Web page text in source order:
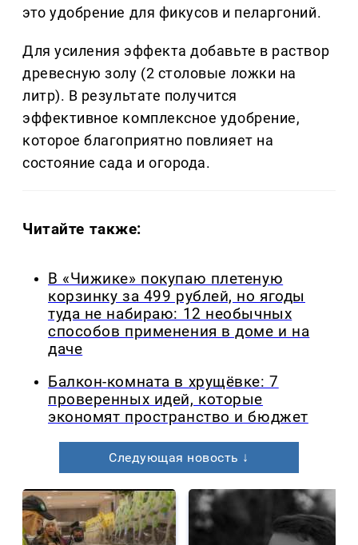
это удобрение для фикусов и пеларгоний.
Для усиления эффекта добавьте в раствор
древесную золу (2 столовые ложки на
литр). В результате получится
эффективное комплексное удобрение,
которое благоприятно повлияет на
состояние сада и огорода.
Читайте также:
В «Чижике» покупаю плетеную
корзинку за 499 рублей, но ягоды
туда не набираю: 12 необычных
способов применения в доме и на
даче
Балкон-комната в хрущёвке: 7
проверенных идей, которые
экономят пространство и бюджет
Следующая новость ↓